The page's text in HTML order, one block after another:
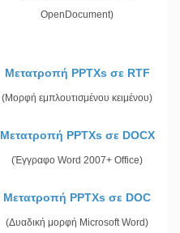
OpenDocument)
Μετατροπή PPTXs σε RTF
(Μορφή εμπλουτισμένου κειμένου)
Μετατροπή PPTXs σε DOCX
(Έγγραφο Word 2007+ Office)
Μετατροπή PPTXs σε DOC
(Δυαδική μορφή Microsoft Word)